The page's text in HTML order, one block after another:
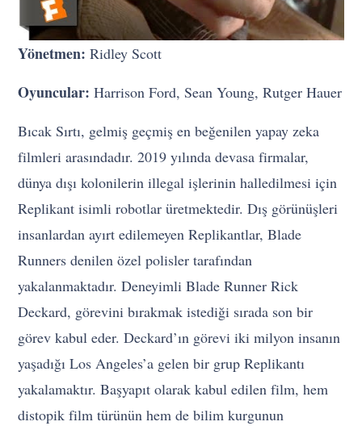
Yönetmen: Ridley Scott
Oyuncular: Harrison Ford, Sean Young, Rutger Hauer
Bıcak Sırtı, gelmiş geçmiş en beğenilen yapay zeka
filmleri arasındadır. 2019 yılında devasa firmalar,
dünya dışı kolonilerin illegal işlerinin halledilmesi için
Replikant isimli robotlar üretmektedir. Dış görünüşleri
insanlardan ayırt edilemeyen Replikantlar, Blade
Runners denilen özel polisler tarafından
yakalanmaktadır. Deneyimli Blade Runner Rick
Deckard, görevini bırakmak istediği sırada son bir
görev kabul eder. Deckard’ın görevi iki milyon insanın
yaşadığı Los Angeles’a gelen bir grup Replikantı
yakalamaktır. Başyapıt olarak kabul edilen film, hem
distopik film türünün hem de bilim kurgunun